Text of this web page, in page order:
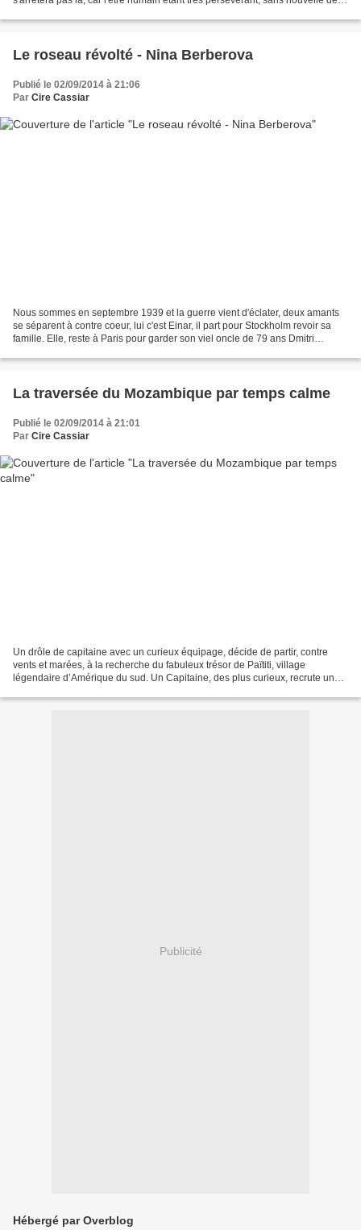
Le roseau révolté - Nina Berberova
Publié le 02/09/2014 à 21:06
Par Cire Cassiar
Nous sommes en septembre 1939 et la guerre vient d'éclater, deux amants
se séparent à contre coeur, lui c'est Einar, il part pour Stockholm revoir sa
famille. Elle, reste à Paris pour garder son viel oncle de 79 ans Dmitri
La traversée du Mozambique par temps calme
Publié le 02/09/2014 à 21:01
Par Cire Cassiar
Un drôle de capitaine avec un curieux équipage, décide de partir, contre
vents et marées, à la recherche du fabuleux trésor de Païtiti, village
légendaire d’Amérique du sud. Un Capitaine, des plus curieux, recrute un
Publicité
Hébergé par Overblog